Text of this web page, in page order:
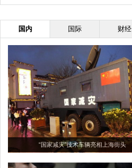
国内 国际 财经
“国家减灾”技术车辆亮相上海街头